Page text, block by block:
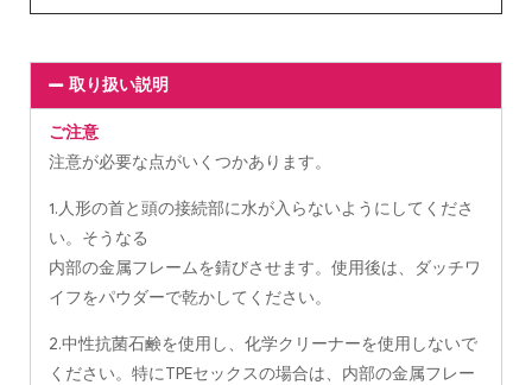
取り扱い説明
ご注意
注意が必要な点がいくつかあります。
1.人形の首と頭の接続部に水が入らないようにしてくださ
い。そうなる
内部の金属フレームを錆びさせます。使用後は、ダッチワ
イフをパウダーで乾かしてください。
2.中性抗菌石鹸を使用し、化学クリーナーを使用しないで
ください。特にTPEセックスの場合は、内部の金属フレー